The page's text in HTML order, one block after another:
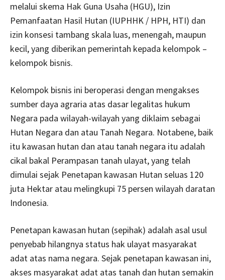
melalui skema Hak Guna Usaha (HGU), Izin
Pemanfaatan Hasil Hutan (IUPHHK / HPH, HTI) dan
izin konsesi tambang skala luas, menengah, maupun
kecil, yang diberikan pemerintah kepada kelompok –
kelompok bisnis.
Kelompok bisnis ini beroperasi dengan mengakses
sumber daya agraria atas dasar legalitas hukum
Negara pada wilayah-wilayah yang diklaim sebagai
Hutan Negara dan atau Tanah Negara. Notabene, baik
itu kawasan hutan dan atau tanah negara itu adalah
cikal bakal Perampasan tanah ulayat, yang telah
dimulai sejak Penetapan kawasan Hutan seluas 120
juta Hektar atau melingkupi 75 persen wilayah daratan
Indonesia.
Penetapan kawasan hutan (sepihak) adalah asal usul
penyebab hilangnya status hak ulayat masyarakat
adat atas nama negara. Sejak penetapan kawasan ini,
akses masyarakat adat atas tanah dan hutan semakin